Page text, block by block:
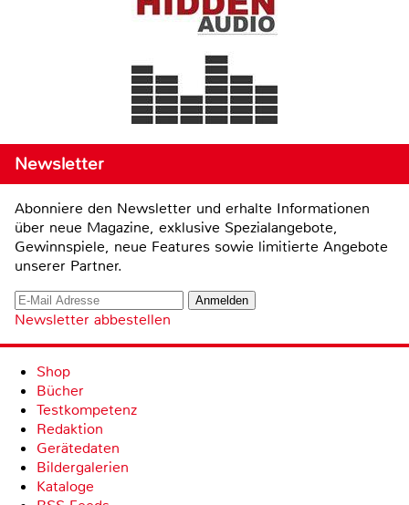
Newsletter
Abonniere den Newsletter und erhalte Informationen
über neue Magazine, exklusive Spezialangebote,
Gewinnspiele, neue Features sowie limitierte Angebote
unserer Partner.
Newsletter abbestellen
Shop
Bücher
Testkompetenz
Redaktion
Gerätedaten
Bildergalerien
Kataloge